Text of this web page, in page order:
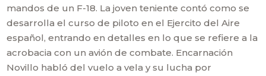
mandos de un F-18. La joven teniente contó como se
desarrolla el curso de piloto en el Ejercito del Aire
español, entrando en detalles en lo que se refiere a la
acrobacia con un avión de combate. Encarnación
Novillo habló del vuelo a vela y su lucha por